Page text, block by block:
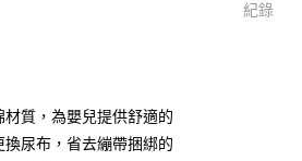
材質，為嬰兒提供舒適的
尿布，省去繃帶捆綁的
紀錄